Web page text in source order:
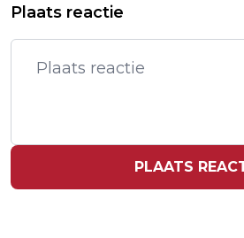
NIET TOT INREISVERBOD
MÁXIMA BRENGT
BUURTHUIS IN
Plaats reactie
PLAATS